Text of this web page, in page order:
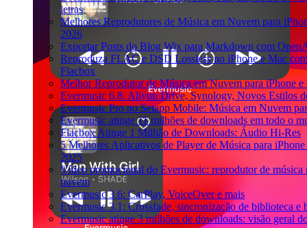
letras
Melhores Reprodutores de Música em Nuvem para
2026
Exportar Posts do Blog Wix para Markdown com
Reproduza FLAC e DSD Lossless no iPhone e Mac
Flacbox
Melhor Reprodutor de Música em Nuvem para iPhone e
Evermusic 6.8: Aliyun Drive, Synology, Novos Estilos
Evermusic Pro no Setapp Mobile: Música em Nuvem
Evermusic atinge 11 milhões de downloads em todo o
Flacbox Atinge 1 Milhão de Downloads: Áudio Hi-Res
5 Melhores Aplicativos de Player de Música para iPhone
2025
Vídeo promocional do Evermusic: reprodutor de música
nuvem
Evermusic 3.6: CarPlay, VoiceOver e mais
Evermusic 3.1: Crossfade, sincronização de biblioteca e
Evermusic atinge 3 milhões de downloads: visão geral